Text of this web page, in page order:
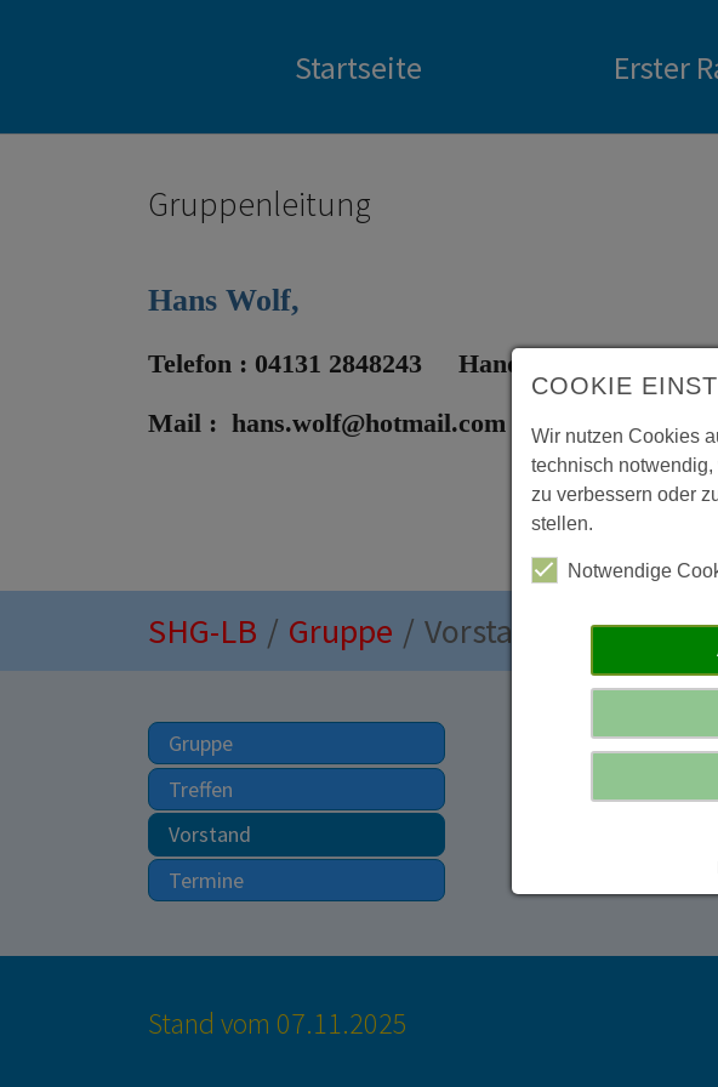
Startseite Erster
Gruppenleitung
Hans Wolf,
Telefon : 04131 2848243 Handy : 0163 7678337
Mail : hans.wolf@hotmail.com
SHG-LB Gruppe Vorstand
Gruppe
Treffen
Vorstand
Termine
Stand vom 07.11.2025
COOKIE
Wir nutzen Cookies
technisch
zu verbessern oder
stellen.
Notwendige